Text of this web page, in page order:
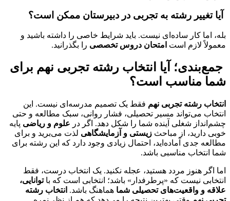
آیا تغییر رشته به تجربی در دبیرستان ممکن است؟
بله، اما کار ساده‌ای نیست. باید شرایط خاصی را داشته باشید و
معمولاً لازم است امتحان دروس تخصصی را بگذرانید.
جمع‌بندی؛ آیا انتخاب رشته تجربی نهم برای
شما مناسب است؟
انتخاب رشته تجربی نهم فقط یک تصمیم مدرسه‌ای نیست. این
انتخاب می‌تواند مسیر تحصیلی، فشار روانی، سبک مطالعه و حتی
چشم‌انداز شغلی آینده شما را شکل دهد. اگر در علوم و ریاضی پایه
خوبی دارید، از مباحث زیستی و آزمایشگاهی لذت می‌برید و برای
مطالعه جدی آماده‌اید، احتمال زیادی وجود دارد که این رشته برای
شما انتخاب مناسبی باشد.
اما اگر هنوز مردد هستید، عجله نکنید. یک انتخاب درست، فقط
انتخابی نیست که «پرطرفدار» باشد؛ انتخابی است که باتوانایی،
علاقه و واقعیت‌های تحصیلی شما هماهنگ باشد. انتخاب رشته